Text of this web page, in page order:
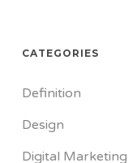
CATEGORIES
Definition
Design
Digital Marketing